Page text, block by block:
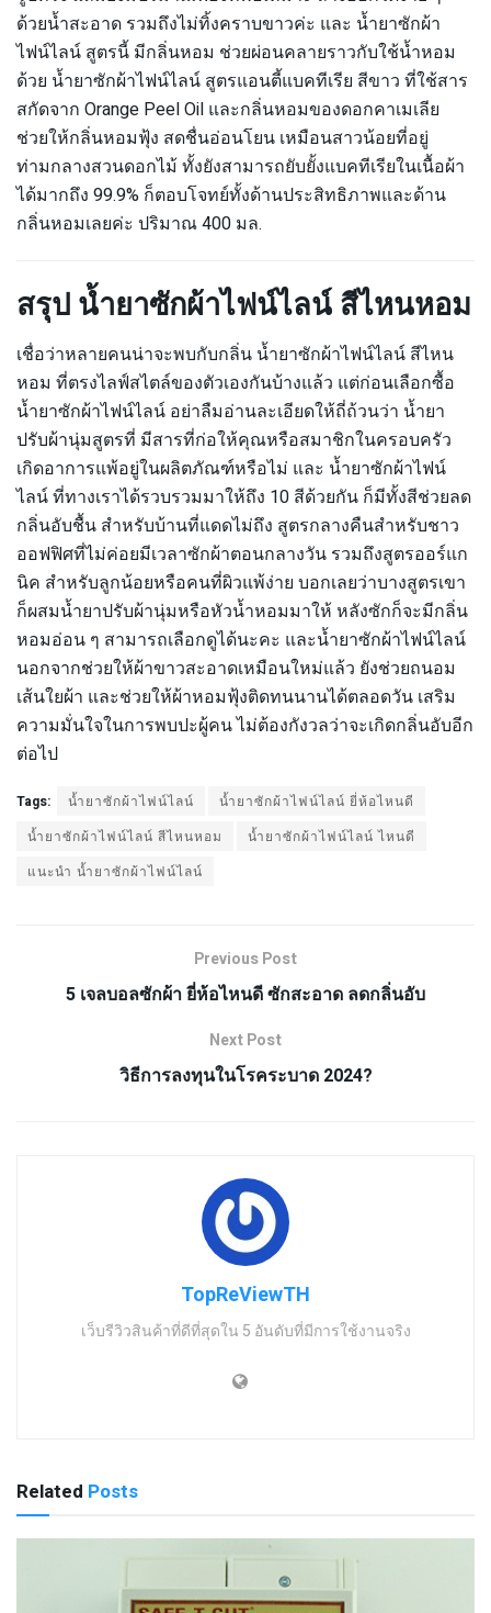
ด้วยน้ำสะอาด รวมถึงไม่ทิ้งคราบขาวค่ะ และ น้ำยาซักผ้า
ไฟน์ไลน์ สูตรนี้ มีกลิ่นหอม ช่วยผ่อนคลายราวกับใช้น้ำหอม
ด้วย น้ำยาซักผ้าไฟน์ไลน์ สูตรแอนตี้แบคทีเรีย สีขาว ที่ใช้สาร
สกัดจาก Orange Peel Oil และกลิ่นหอมของดอกคาเมเลีย
ช่วยให้กลิ่นหอมฟุ้ง สดชื่นอ่อนโยน เหมือนสาวน้อยที่อยู่
ท่ามกลางสวนดอกไม้ ทั้งยังสามารถยับยั้งแบคทีเรียในเนื้อผ้า
ได้มากถึง 99.9% ก็ตอบโจทย์ทั้งด้านประสิทธิภาพและด้าน
กลิ่นหอมเลยค่ะ ปริมาณ 400 มล.
สรุป น้ำยาซักผ้าไฟน์ไลน์ สีไหนหอม
เชื่อว่าหลายคนน่าจะพบกับกลิ่น น้ำยาซักผ้าไฟน์ไลน์ สีไหน
หอม ที่ตรงไลฟ์สไตล์ของตัวเองกันบ้างแล้ว แต่ก่อนเลือกซื้อ
น้ำยาซักผ้าไฟน์ไลน์ อย่าลืมอ่านละเอียดให้ถี่ถ้วนว่า น้ำยา
ปรับผ้านุ่มสูตรที่ มีสารที่ก่อให้คุณหรือสมาชิกในครอบครัว
เกิดอาการแพ้อยู่ในผลิตภัณฑ์หรือไม่ และ น้ำยาซักผ้าไฟน์
ไลน์ ที่ทางเราได้รวบรวมมาให้ถึง 10 สีด้วยกัน ก็มีทั้งสีช่วยลด
กลิ่นอับชื้น สำหรับบ้านที่แดดไม่ถึง สูตรกลางคืนสำหรับชาว
ออฟฟิศที่ไม่ค่อยมีเวลาซักผ้าตอนกลางวัน รวมถึงสูตรออร์แก
นิค สำหรับลูกน้อยหรือคนที่ผิวแพ้ง่าย บอกเลยว่าบางสูตรเขา
ก็ผสมน้ำยาปรับผ้านุ่มหรือหัวน้ำหอมมาให้ หลังซักก็จะมีกลิ่น
หอมอ่อน ๆ สามารถเลือกดูได้นะคะ และน้ำยาซักผ้าไฟน์ไลน์
นอกจากช่วยให้ผ้าขาวสะอาดเหมือนใหม่แล้ว ยังช่วยถนอม
เส้นใยผ้า และช่วยให้ผ้าหอมฟุ้งติดทนนานได้ตลอดวัน เสริม
ความมั่นใจในการพบปะผู้คน ไม่ต้องกังวลว่าจะเกิดกลิ่นอับอีก
ต่อไป
Tags: น้ำยาซักผ้าไฟน์ไลน์
น้ำยาซักผ้าไฟน์ไลน์ ยี่ห้อไหนดี
น้ำยาซักผ้าไฟน์ไลน์ สีไหนหอม
น้ำยาซักผ้าไฟน์ไลน์ ไหนดี
แนะนำ น้ำยาซักผ้าไฟน์ไลน์
Previous Post
5 เจลบอลซักผ้า ยี่ห้อไหนดี ซักสะอาด ลดกลิ่นอับ
Next Post
วิธีการลงทุนในโรคระบาด 2024?
TopReViewTH
เว็บรีวิวสินค้าที่ดีที่สุดใน 5 อันดับที่มีการใช้งานจริง
Related Posts